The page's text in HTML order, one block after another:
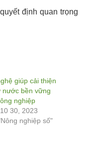
định quan trọng
giúp cải thiện
nước bền vững
nghiệp
30, 2023
nghiệp số"